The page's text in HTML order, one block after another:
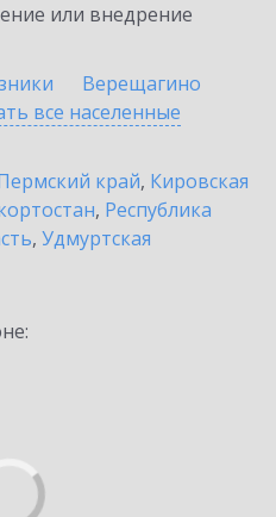
или внедрение
Верещагино
все населенные
край, Кировская
, Республика
, Удмуртская